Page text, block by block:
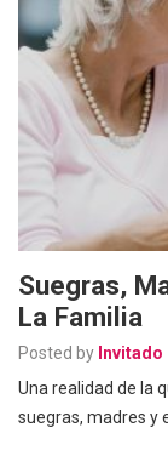
Suegras,
La Familia
Posted by Invitado
Una realidad de la
suegras, madres y